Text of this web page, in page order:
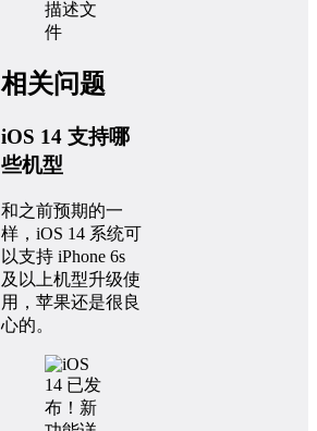
相关问题
iOS 14 支持哪
些机型
和之前预期的一
样，iOS 14 系统可
以支持 iPhone 6s
及以上机型升级使
用，苹果还是很良
心的。